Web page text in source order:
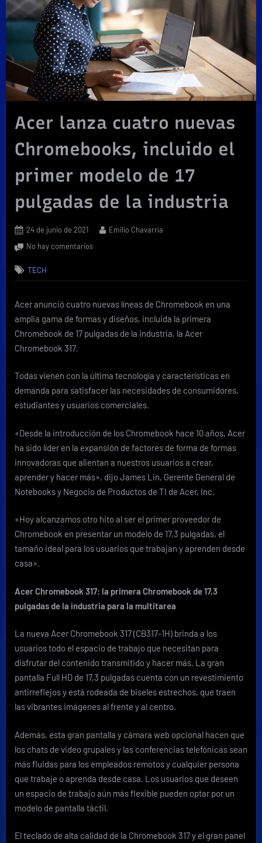
Acer lanza cuatro nuevas
Chromebooks, incluido el
primer modelo de 17
pulgadas de la industria
Posted
on
24 de junio de 2021 By
Emilio Chavarría
No hay comentariosen
cuatro
Chromebooks,
incluido
el
17
pulgadas
de
industria
TECH
Acer anunció cuatro nuevas líneas de Chromebook en una
amplia gama de formas y diseños, incluida la primera
Chromebook de 17 pulgadas de la industria, la Acer
Chromebook 317.
Todas vienen con la última tecnología y características en
demanda para satisfacer las necesidades de consumidores,
estudiantes y usuarios comerciales.
«Desde la introducción de los Chromebook hace 10 años, Acer
ha sido líder en la expansión de factores de forma de formas
innovadoras que alientan a nuestros usuarios a crear,
aprender y hacer más», dijo James Lin, Gerente General de
Notebooks y Negocio de Productos de TI de Acer, Inc.
«Hoy alcanzamos otro hito al ser el primer proveedor de
Chromebook en presentar un modelo de 17,3 pulgadas, el
tamaño ideal para los usuarios que trabajan y aprenden desde
casa».
Acer Chromebook 317: la primera Chromebook de 17,3
pulgadas de la industria para la multitarea
La nueva Acer Chromebook 317 (CB317-1H) brinda a los
usuarios todo el espacio de trabajo que necesitan para
disfrutar del contenido transmitido y hacer más. La gran
pantalla Full HD de 17,3 pulgadas cuenta con un revestimiento
antirreflejos y está rodeada de biseles estrechos, que traen
las vibrantes imágenes al frente y al centro.
Además, esta gran pantalla y cámara web opcional hacen que
los chats de video grupales y las conferencias telefónicas sean
más fluidas para los empleados remotos y cualquier persona
que trabaje o aprenda desde casa. Los usuarios que deseen
un espacio de trabajo aún más flexible pueden optar por un
modelo de pantalla táctil.
El teclado de alta calidad de la Chromebook 317 y el gran panel